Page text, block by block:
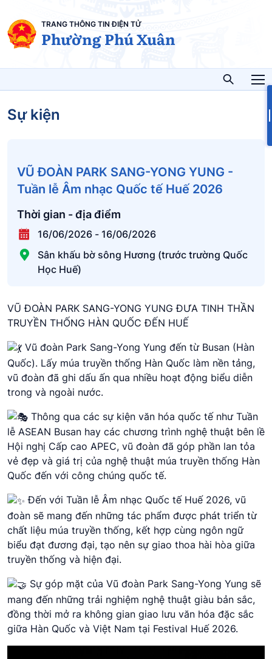
TRANG THÔNG TIN ĐIỆN TỬ
Phường Phú Xuân
Sự kiện
VŨ ĐOÀN PARK SANG-YONG YUNG -
Tuần lễ Âm nhạc Quốc tế Huế 2026
Thời gian - địa điểm
16/06/2026 - 16/06/2026
Sân khấu bờ sông Hương (trước trường Quốc
Học Huế)
VŨ ĐOÀN PARK SANG-YONG YUNG ĐƯA TINH THẦN
TRUYỀN THỐNG HÀN QUỐC ĐẾN HUẾ
Vũ đoàn Park Sang-Yong Yung đến từ Busan (Hàn
Quốc). Lấy múa truyền thống Hàn Quốc làm nền tảng,
vũ đoàn đã ghi dấu ấn qua nhiều hoạt động biểu diễn
trong và ngoài nước.
Thông qua các sự kiện văn hóa quốc tế như Tuần
lễ ASEAN Busan hay các chương trình nghệ thuật bên lề
Hội nghị Cấp cao APEC, vũ đoàn đã góp phần lan tỏa
vẻ đẹp và giá trị của nghệ thuật múa truyền thống Hàn
Quốc đến với công chúng quốc tế.
Đến với Tuần lễ Âm nhạc Quốc tế Huế 2026, vũ
đoàn sẽ mang đến những tác phẩm được phát triển từ
chất liệu múa truyền thống, kết hợp cùng ngôn ngữ
biểu đạt đương đại, tạo nên sự giao thoa hài hòa giữa
truyền thống và hiện đại.
Sự góp mặt của Vũ đoàn Park Sang-Yong Yung sẽ
mang đến những trải nghiệm nghệ thuật giàu bản sắc,
đồng thời mở ra không gian giao lưu văn hóa đặc sắc
giữa Hàn Quốc và Việt Nam tại Festival Huế 2026.